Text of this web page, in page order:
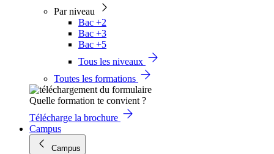
Par niveau
Bac +2
Bac +3
Bac +5
Tous les niveaux
Toutes les formations
Quelle formation te convient ?
Télécharge la brochure
Campus
Campus